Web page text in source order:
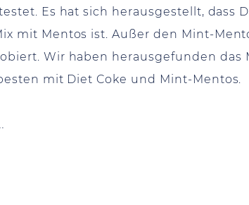
Es hat sich herausgestellt, dass
mit Mentos ist. Außer den Mint-
Wir haben herausgefunden
mit Diet Coke und Mint-Mentos.